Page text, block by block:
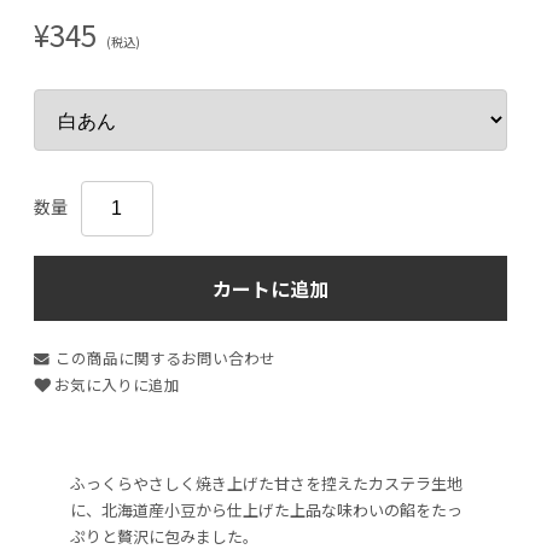
¥345 (税込)
数量
カートに追加
この商品に関するお問い合わせ
お気に入りに追加
ふっくらやさしく焼き上げた甘さを控えたカステラ生地
に、北海道産小豆から仕上げた上品な味わいの餡をたっ
ぷりと贅沢に包みました。